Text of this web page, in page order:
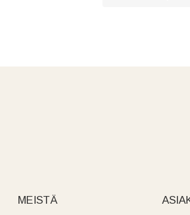
MEISTÄ